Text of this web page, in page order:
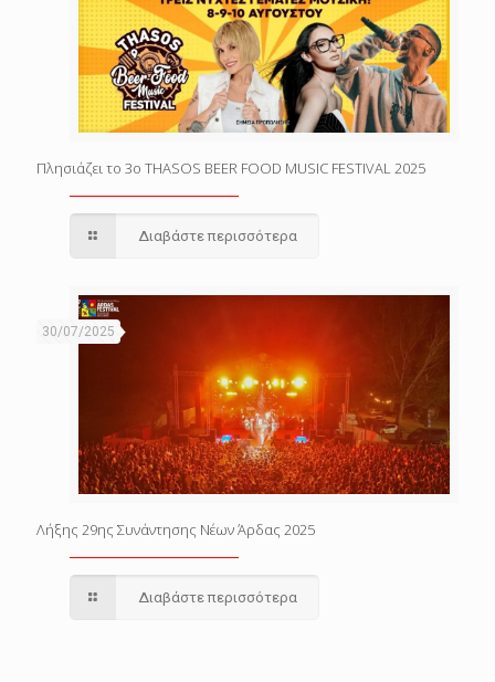
Πλησιάζει το 3o THASOS BEER FOOD MUSIC FESTIVAL 2025
Διαβάστε περισσότερα
30/07/2025
Λήξης 29ης Συνάντησης Νέων Άρδας 2025
Διαβάστε περισσότερα